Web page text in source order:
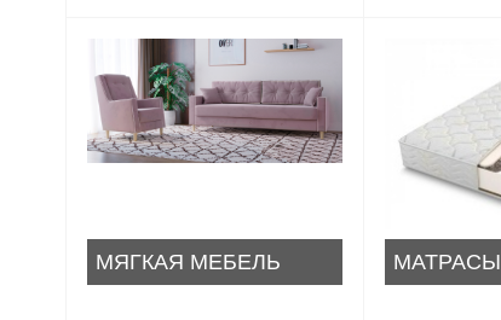
МЯГКАЯ МЕБЕЛЬ МАТРАСЫ